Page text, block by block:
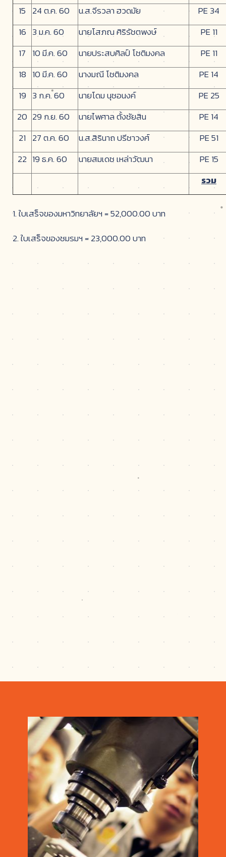
15 24 ต.ค. 60 น.ส.จีรวลา ฮวดมัย
PE 34
16 3 ม.ค. 60 นายโสภณ ศิริรัชตพงษ์
PE 11
17 10 มี.ค. 60 นายประสบศิลป์ โชติมงคล
PE 11
18 10 มี.ค. 60 นางมณี โชติมงคล
PE 14
19 3 ก.ค. 60 นายโดม นุชอนงค์
PE 25
20 29 ก.ย. 60 นายไพศาล ตั้งชัยสิน
PE 14
21 27 ต.ค. 60 น.ส.สิรินาถ ปรีชาวงศ์
PE 51
22 19 ธ.ค. 60 นายสมเดช เหล่าวัฒนา
PE 15
รวม
1. ใบเสร็จของมหาวิทยาลัยฯ = 52,000.00 บาท
2. ใบเสร็จของชมรมฯ = 23,000.00 บาท